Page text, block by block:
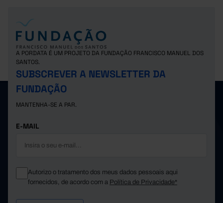
A PORDATA É UM PROJETO DA FUNDAÇÃO FRANCISCO MANUEL DOS
SANTOS.
SUBSCREVER A NEWSLETTER DA
FUNDAÇÃO
MANTENHA-SE A PAR.
E-MAIL
Autorizo o tratamento dos meus dados pessoais aqui
fornecidos, de acordo com a Política de Privacidade*